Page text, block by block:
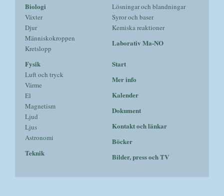
Biologi
Växter
Djur
Människokroppen
Kretslopp
Lösningar och blandningar
Syror och baser
Kemiska reaktioner
Laborativ Ma-NO
Fysik
Luft och tryck
Värme
El
Magnetism
Ljud
Ljus
Astronomi
Teknik
Start
Mer info
Kalender
Dokument
Kontakt och länkar
Böcker
Bilder, press och TV